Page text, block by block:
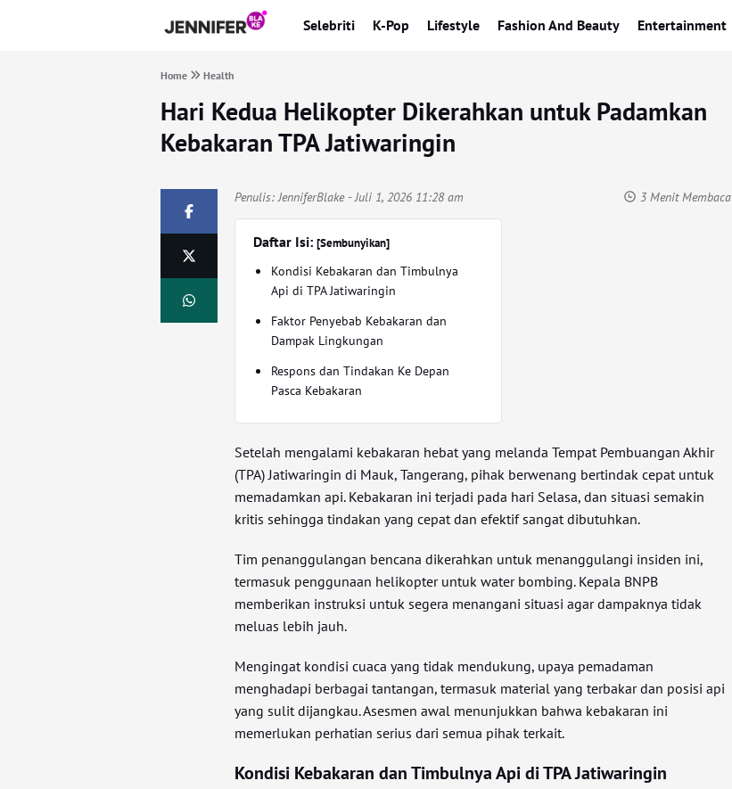
Selebriti K-Pop Lifestyle Fashion And Beauty Entertainment
Home Health
Hari Kedua Helikopter Dikerahkan untuk Padamkan
Kebakaran TPA Jatiwaringin
Penulis:JenniferBlake- Juli 1, 2026 11:28 am 3 Menit Membaca
Daftar Isi:[Sembunyikan]
Kondisi Kebakaran dan Timbulnya
Api di TPA Jatiwaringin
Faktor Penyebab Kebakaran dan
Dampak Lingkungan
Respons dan Tindakan Ke Depan
Pasca Kebakaran
Setelah mengalami kebakaran hebat yang melanda Tempat Pembuangan Akhir
(TPA) Jatiwaringin di Mauk, Tangerang, pihak berwenang bertindak cepat untuk
memadamkan api. Kebakaran ini terjadi pada hari Selasa, dan situasi semakin
kritis sehingga tindakan yang cepat dan efektif sangat dibutuhkan.
Tim penanggulangan bencana dikerahkan untuk menanggulangi insiden ini,
termasuk penggunaan helikopter untuk water bombing. Kepala BNPB
memberikan instruksi untuk segera menangani situasi agar dampaknya tidak
meluas lebih jauh.
Mengingat kondisi cuaca yang tidak mendukung, upaya pemadaman
menghadapi berbagai tantangan, termasuk material yang terbakar dan posisi api
yang sulit dijangkau. Asesmen awal menunjukkan bahwa kebakaran ini
memerlukan perhatian serius dari semua pihak terkait.
Kondisi Kebakaran dan Timbulnya Api di TPA Jatiwaringin